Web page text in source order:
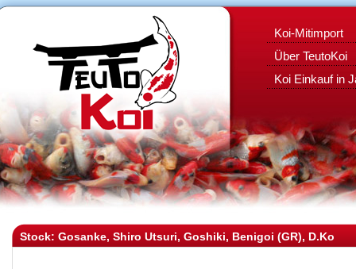
Koi-Mitimport
Über TeutoKoi
Koi Einkauf in
Stock: Gosanke, Shiro Utsuri, Goshiki, Benigoi (GR), D.Ko